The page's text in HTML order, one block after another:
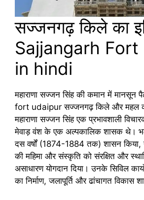
सज्जनगढ़ किले का
Sajjangarh
in hindi
महाराणा सज्जन सिंह की कमान में
fort udaipur सज्जनगढ़ किले और महल
महाराणा सज्जन सिंह एक प्रभावशाली
मेवाड़ वंश के एक अल्पकालिक शासक थे।
दस वर्षों (1874-1884 तक) शासन किया,
की महिमा और संस्कृति को संरक्षित और
असाधारण योगदान दिया। उनके सिविल
का निर्माण, जलापूर्ति और ढांचागत विकास